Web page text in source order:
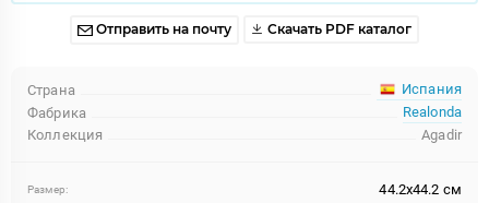
Отправить на почту Скачать PDF каталог
Страна
Испания
Фабрика
Realonda
Коллекция
Agadir
Размер: 44.2x44.2 см